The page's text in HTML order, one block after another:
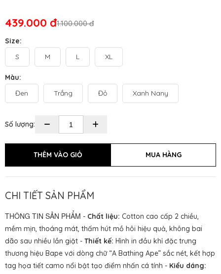
1.100.000 đ
439.000 đ
Size:
S
M L XL
Màu:
Đen
Trắng Đỏ Xanh Nany
Số lượng:
CHI TIẾT SẢN PHẨM
THÔNG TIN SẢN PHẨM - Chất liệu: Cotton cao cấp 2 chiều,
mềm mịn, thoáng mát, thấm hút mồ hôi hiệu quả, không bai
dão sau nhiều lần giặt - Thiết kế: Hình in đầu khỉ đặc trưng
thương hiệu Bape với dòng chữ “A Bathing Ape” sắc nét, kết hợp
tag họa tiết camo nổi bật tạo điểm nhấn cá tính - Kiểu dáng: